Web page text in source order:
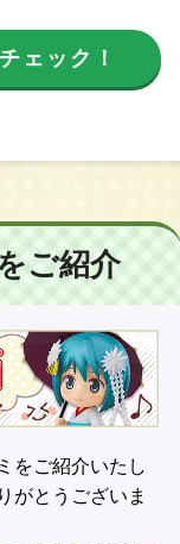
ェック！
ご紹介
をご紹介いたし
がとうございま